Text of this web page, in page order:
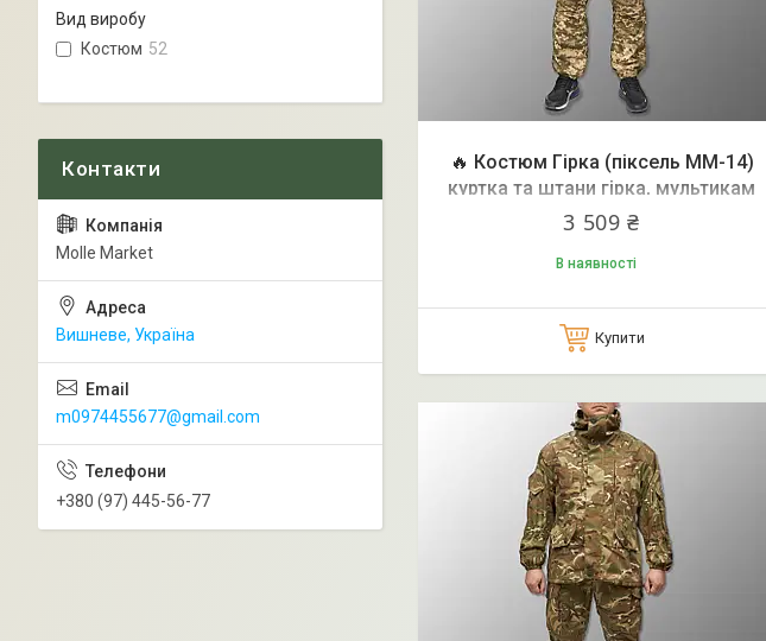
🔥 Костюм Гірка (піксель ММ-14)
куртка та штани гірка, мультикам
нацгвардії військова зсу
3 509 ₴
В наявності
Купити
Вид виробу
Костюм 52
Molle Market
Вишневе, Україна
m0974455677@gmail.com
+380 (97) 445-56-77